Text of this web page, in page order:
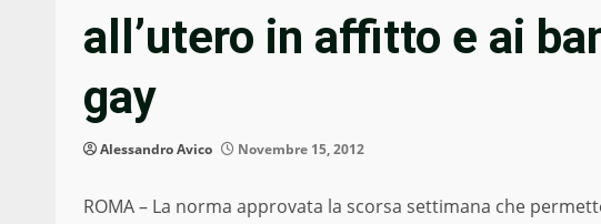
all’utero in affitto e ai
gay
Alessandro Avico Novembre 15, 2012
ROMA – La norma approvata la scorsa settimana che